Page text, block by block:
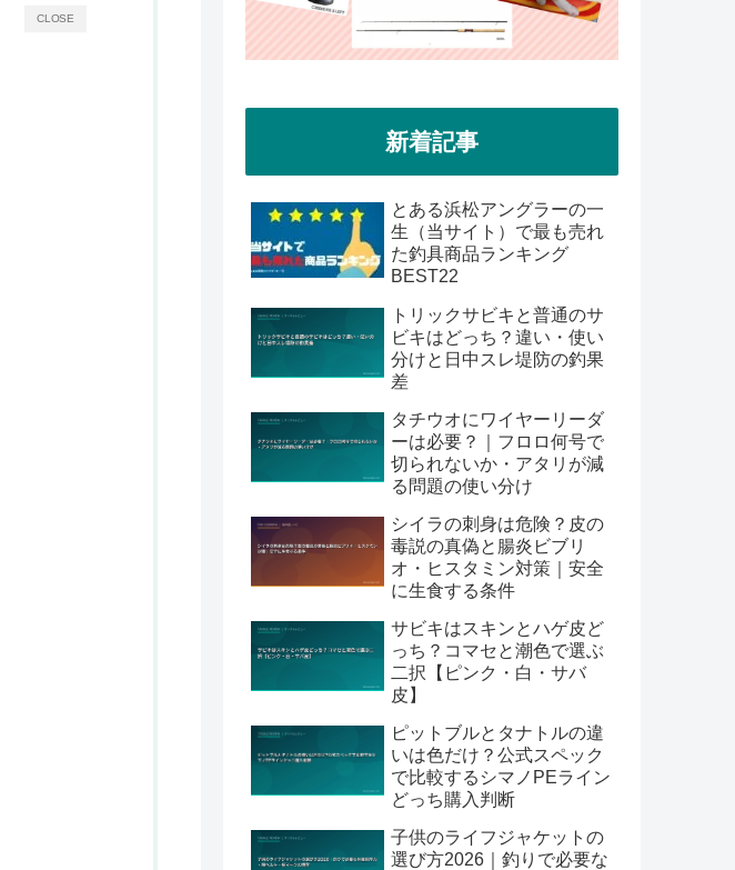
CLOSE
新着記事
とある浜松アングラーの一
生（当サイト）で最も売れ
た釣具商品ランキング
BEST22
トリックサビキと普通のサ
ビキはどっち？違い・使い
分けと日中スレ堤防の釣果
差
タチウオにワイヤーリーダ
ーは必要？｜フロロ何号で
切られないか・アタリが減
る問題の使い分け
シイラの刺身は危険？皮の
毒説の真偽と腸炎ビブリ
オ・ヒスタミン対策｜安全
に生食する条件
サビキはスキンとハゲ皮ど
っち？コマセと潮色で選ぶ
二択【ピンク・白・サバ
皮】
ピットブルとタナトルの違
いは色だけ？公式スペック
で比較するシマノPEライン
どっち購入判断
子供のライフジャケットの
選び方2026｜釣りで必要な